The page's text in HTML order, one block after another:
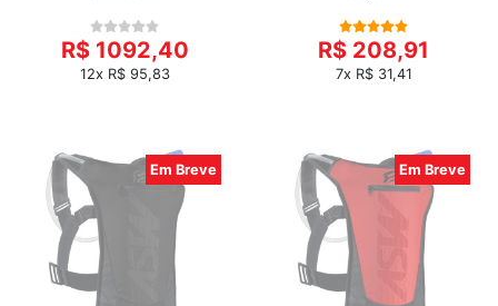
R$ 1092,40
12x R$ 95,83
R$ 208,91
7x R$ 31,41
Em Breve Em Breve